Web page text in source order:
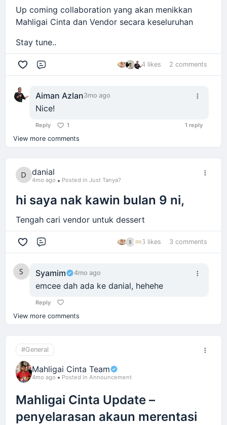
Up coming collaboration yang akan menikkan
Mahligai Cinta dan Vendor secara keseluruhan
Stay tune..
4 likes 2 comments
Aiman Azlan3mo ago
Nice!
Reply 1 1 reply
View more comments
danial
4mo ago Posted in Just Tanya?
hi saya nak kawin bulan 9 ni,
Tengah cari vendor untuk dessert
6 likes 3 comments
Syamim 4mo ago
emcee dah ada ke danial, hehehe
Reply
View more comments
#General
Mahligai Cinta Team
4mo ago Posted in Announcement
Mahligai Cinta Update –
penyelarasan akaun merentasi